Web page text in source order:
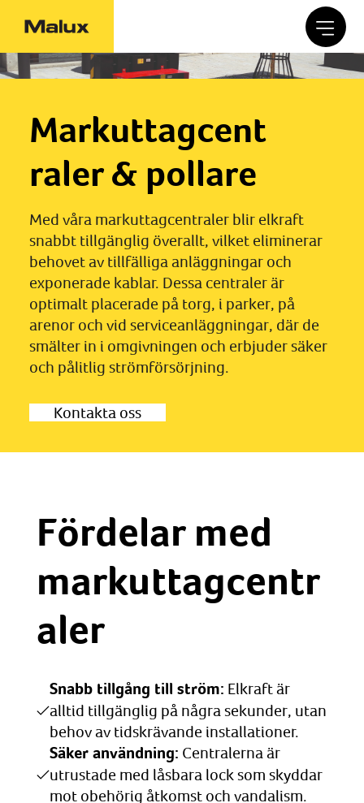
Markuttagcent
raler & pollare
Med våra markuttagcentraler blir elkraft
snabbt tillgänglig överallt, vilket eliminerar
behovet av tillfälliga anläggningar och
exponerade kablar. Dessa centraler är
optimalt placerade på torg, i parker, på
arenor och vid serviceanläggningar, där de
smälter in i omgivningen och erbjuder säker
och pålitlig strömförsörjning.
Kontakta oss
Fördelar med
markuttagcentr
aler
Snabb tillgång till ström: Elkraft är
alltid tillgänglig på några sekunder, utan
behov av tidskrävande installationer.
Säker användning: Centralerna är
utrustade med låsbara lock som skyddar
mot obehörig åtkomst och vandalism.